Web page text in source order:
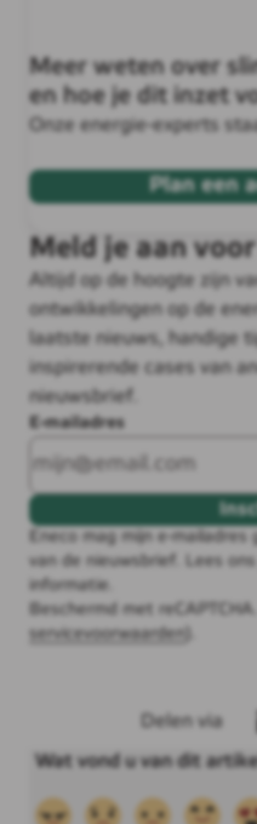
Meer weten over
en hoe je dit inzet
Onze energie-experts
Plan een
Meld je aan
Altijd op de hoogte zijn
ontwikkelingen op de
laatste nieuws, handige
inspirerende cases van
nieuwsbrief.
E-mailadres
Eneco mag mijn e-
van de nieuwsbrief. Lees ons
informatie.
Beschermd met
servicevoorwaarden
Delen via